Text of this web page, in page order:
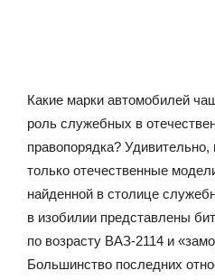
Какие марки автомобилей
роль служебных в
правопорядка? Удивительно,
только отечественные
найденной в столице
в изобилии представлены
по возрасту ВАЗ-2114 и
Большинство последних